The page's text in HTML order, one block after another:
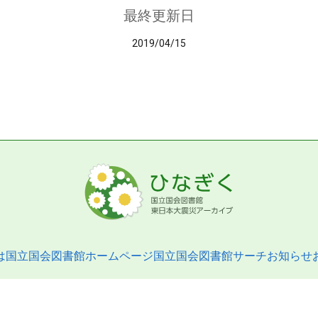
最終更新日
2019/04/15
国立国会図書館ホームページ国立国会図書館サーチお知らせ